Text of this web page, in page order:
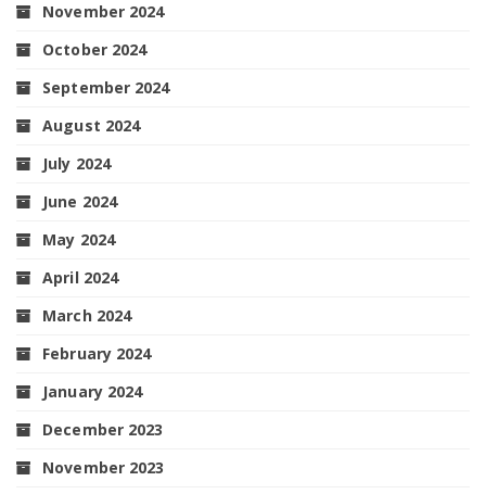
November 2024
October 2024
September 2024
August 2024
July 2024
June 2024
May 2024
April 2024
March 2024
February 2024
January 2024
December 2023
November 2023